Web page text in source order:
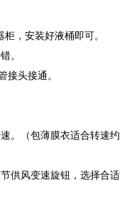
，安装好液桶即可。
。
头接通。
。（包薄膜衣适合转速约
供风变速旋钮，选择合适